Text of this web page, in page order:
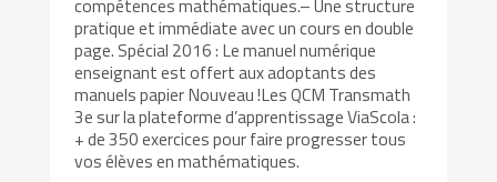
compétences mathématiques.– Une structure
pratique et immédiate avec un cours en double
page. Spécial 2016 : Le manuel numérique
enseignant est offert aux adoptants des
manuels papier Nouveau !Les QCM Transmath
3e sur la plateforme d’apprentissage ViaScola :
+ de 350 exercices pour faire progresser tous
vos élèves en mathématiques.